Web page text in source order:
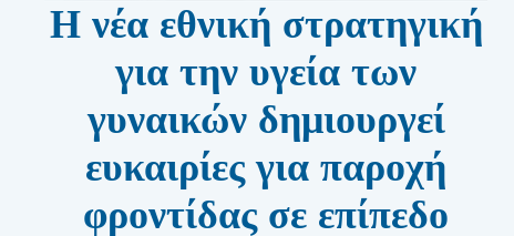
Η νέα εθνική στρατηγική
για την υγεία των
γυναικών δημιουργεί
ευκαιρίες για παροχή
φροντίδας σε επίπεδο